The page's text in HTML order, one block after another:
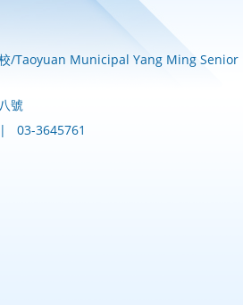
/Taoyuan Municipal Yang Ming Senior
號
|
03-3645761